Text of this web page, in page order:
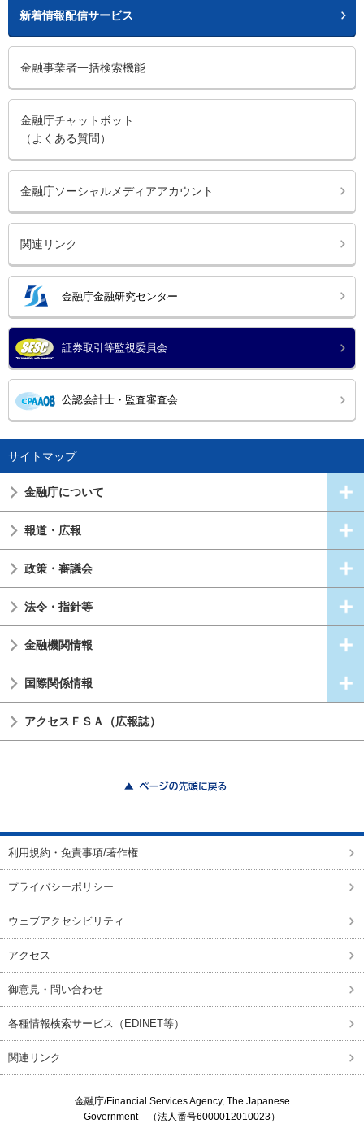
新着情報配信サービス
金融事業者一括検索機能
金融庁チャットボット
（よくある質問）
金融庁ソーシャルメディアアカウント
関連リンク
金融庁金融研究センター
証券取引等監視委員会
公認会計士・監査審査会
サイトマップ
金融庁について
報道・広報
政策・審議会
法令・指針等
金融機関情報
国際関係情報
アクセスＦＳＡ（広報誌）
利用規約・免責事項/著作権
プライバシーポリシー
ウェブアクセシビリティ
アクセス
御意見・問い合わせ
各種情報検索サービス（EDINET等）
関連リンク
金融庁/Financial Services Agency, The Japanese
Government（法人番号6000012010023）